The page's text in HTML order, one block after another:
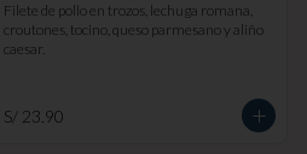
Filete de pollo en trozos, lechuga romana,
croutones, tocino, queso parmesano y aliño
caesar.
S/ 23.90